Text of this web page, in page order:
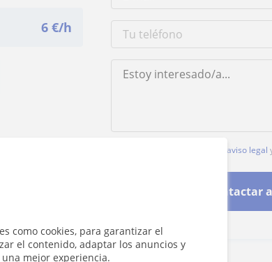
como cookies, para garantizar el
el contenido, adaptar los anuncios y
mejor experiencia.
6 €/h
aviso legal
Contactar